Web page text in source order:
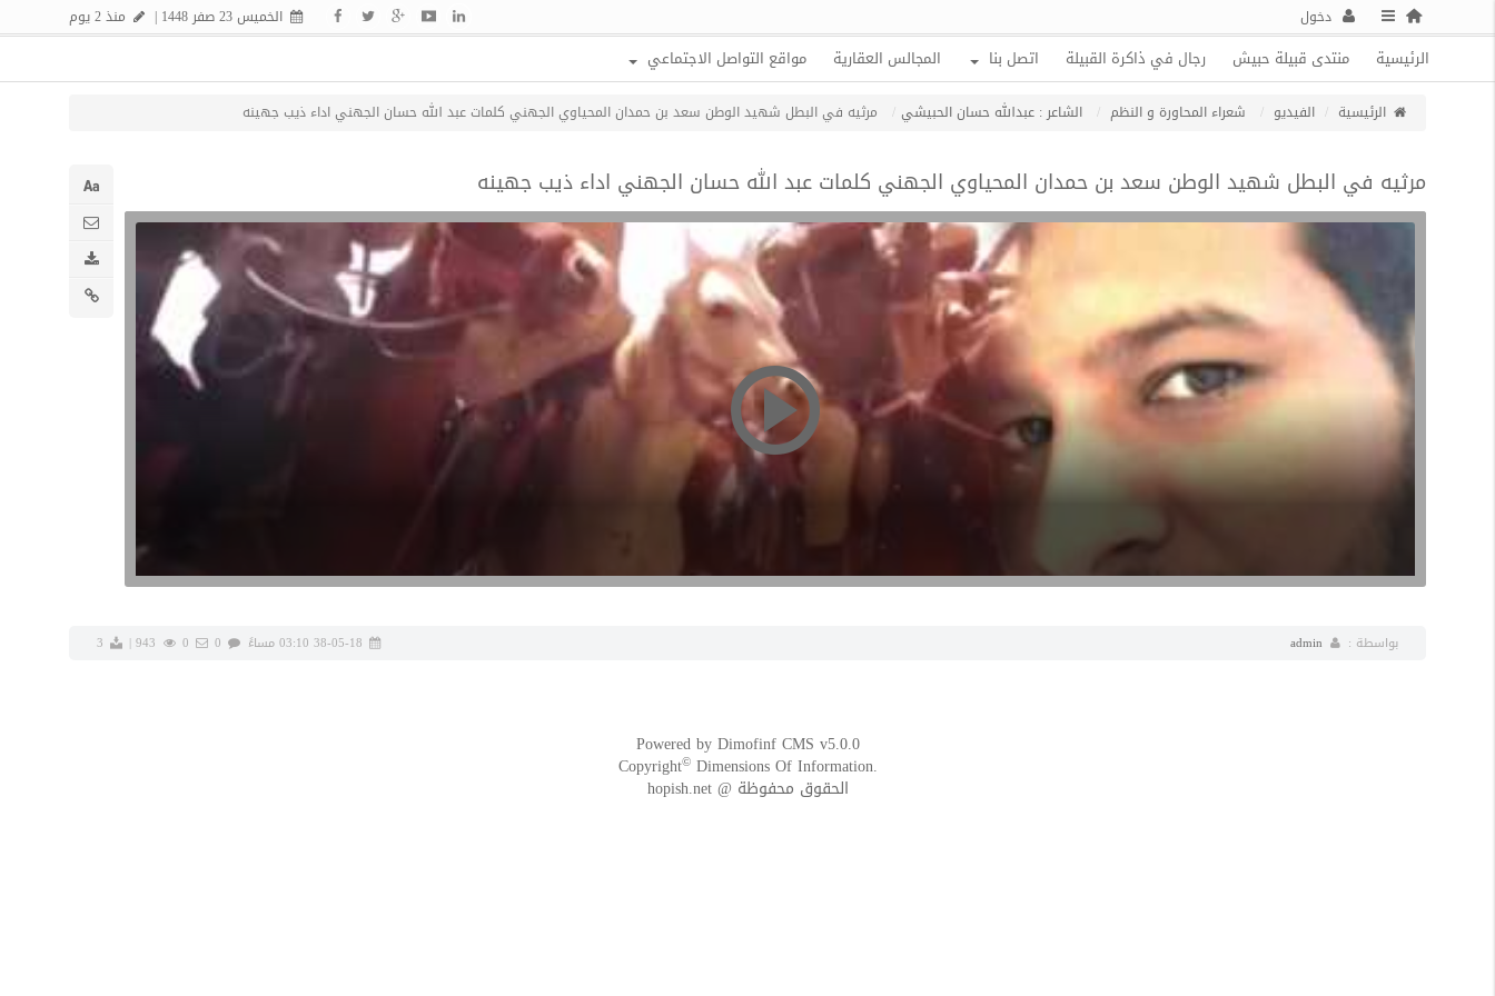
الخميس 23 صفر 1448 | منذ 2 يوم دخول
الرئيسية منتدى قبيلة حبيش رجال في ذاكرة القبيلة اتصل بنا المجالس العقارية مواقع التواصل الاجتماعي
الرئيسية الفيديو شعراء المحاورة و النظم الشاعر : عبدالله حسان الحبيشي مرثيه في البطل شهيد الوطن سعد بن حمدان المحياوي الجهني كلمات عبد الله حسان الجهني اداء ذيب جهينه
مرثيه في البطل شهيد الوطن سعد بن حمدان المحياوي الجهني كلمات عبد الله حسان الجهني اداء ذيب جهينه
بواسطة : admin
|
Powered byDimofinf CMS v5.0.0
Copyright©Dimensions Of Information.
الحقوق محفوظة @ hopish.net